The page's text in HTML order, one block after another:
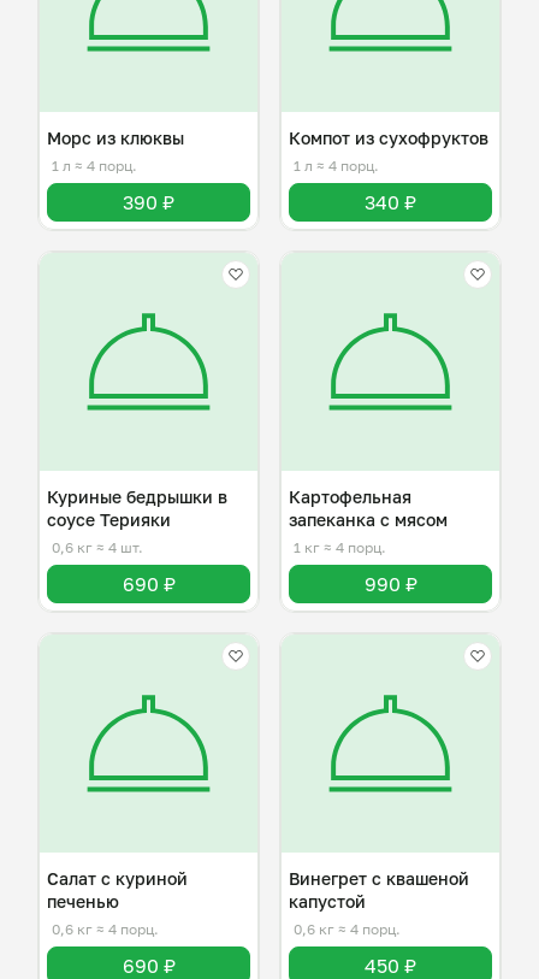
Морс из клюквы
1 л ≈ 4 порц.
390 ₽
Компот из сухофруктов
1 л ≈ 4 порц.
340 ₽
Куриные бедрышки в
соусе Терияки
0,6 кг ≈ 4 шт.
690 ₽
Картофельная
запеканка с мясом
1 кг ≈ 4 порц.
990 ₽
Салат с куриной
печенью
0,6 кг ≈ 4 порц.
690 ₽
Винегрет с квашеной
капустой
0,6 кг ≈ 4 порц.
450 ₽